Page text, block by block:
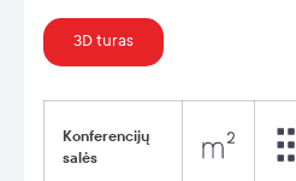
3D turas
Konferencijų
salės